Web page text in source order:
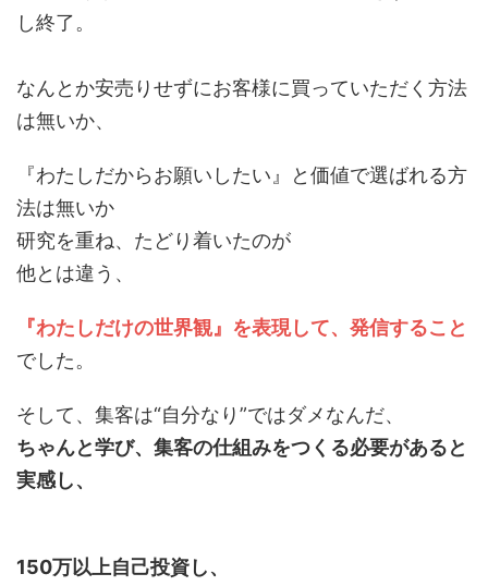
し終了。
なんとか安売りせずにお客様に買っていただく方法
は無いか、
『わたしだからお願いしたい』と価値で選ばれる方
法は無いか
研究を重ね、たどり着いたのが
他とは違う、
『わたしだけの世界観』を表現して、発信すること
でした。
そして、集客は“自分なり”ではダメなんだ、
ちゃんと学び、集客の仕組みをつくる必要があると
実感し、
150万以上自己投資し、